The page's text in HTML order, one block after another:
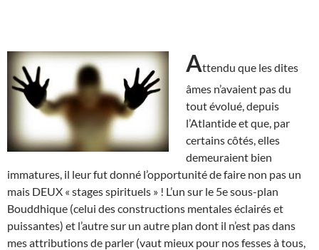
Attendu que les dites
âmes n’avaient pas du
tout évolué, depuis
l’Atlantide et que, par
certains côtés, elles
demeuraient bien
immatures, il leur fut donné l’opportunité de faire non pas un
mais DEUX « stages spirituels » ! L’un sur le 5e sous-plan
Bouddhique (celui des constructions mentales éclairés et
puissantes) et l’autre sur un autre plan dont il n’est pas dans
mes attributions de parler (vaut mieux pour nos fesses à tous,